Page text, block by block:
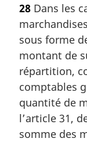
28 Dans les
sous forme
montant de
répartition,
comptables
quantité de
l’article 31,
somme des